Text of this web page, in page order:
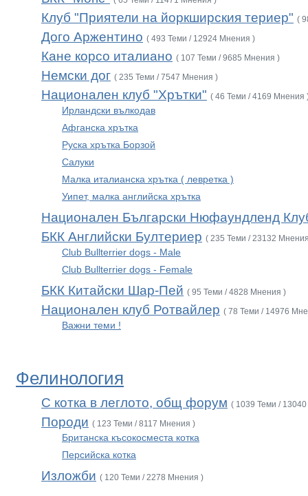
Клуб "Приятели на йоркширския териер" (
Дого Аржентино ( 493 Теми / 12924 Мнения )
Кане корсо италиано ( 107 Теми / 9685 Мнения )
Немски дог ( 235 Теми / 7547 Мнения )
Национален клуб "Хрътки" ( 46 Теми / 4169 Мнения
Ирландски вълкодав
Афганска хрътка
Руска хрътка Борзой
Салуки
Малка италианска хрътка ( левретка )
Уипет, малка английска хрътка
Национален Български Нюфаундленд
БКК Английски Бултериер ( 235 Теми / 23132
Club Bullterrier dogs - Male
Club Bullterrier dogs - Female
БКК Китайски Шар-Пей ( 95 Теми / 4828 Мнения )
Национален клуб Ротвайлер ( 78 Теми / 14976
Важни теми !
Фелинология
С котка в леглото, общ форум ( 1039 Теми /
Породи ( 123 Теми / 8117 Мнения )
Британска късокосместа котка
Персийска котка
Изложби ( 120 Теми / 2278 Мнения )